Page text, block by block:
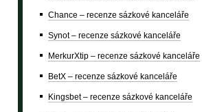
Chance – recenze sázkové kanceláře
Synot – recenze sázkové kanceláře
MerkurXtip – recenze sázkové kanceláře
BetX – recenze sázkové kanceláře
Kingsbet – recenze sázkové kanceláře